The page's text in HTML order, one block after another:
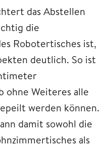
das Abstellen
die
Robotertisches ist,
deutlich. So ist
ohne Weiteres alle
werden können.
damit sowohl die
als